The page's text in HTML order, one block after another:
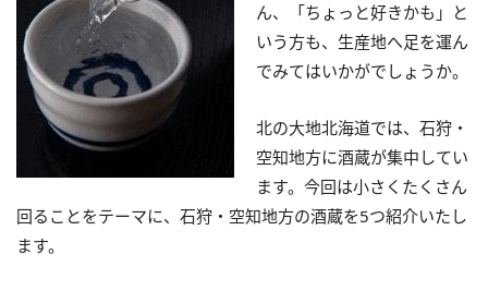
ん、「ちょっと好きかも」と
いう方も、生産地へ足を運ん
でみてはいかがでしょうか。
北の大地北海道では、石狩・
空知地方に酒蔵が集中してい
ます。今回は小さくたくさん
回ることをテーマに、石狩・空知地方の酒蔵を5つ紹介いたし
ます。